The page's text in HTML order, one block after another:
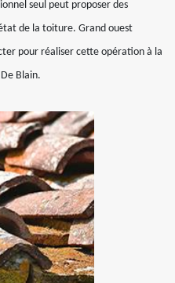
seul peut proposer des
de la toiture. Grand ouest
pour réaliser cette opération à la
Blain.